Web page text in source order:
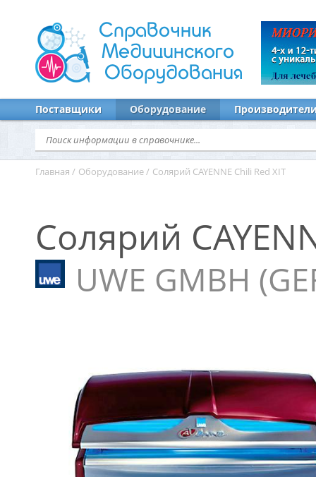
Справочник
Медицинского
Оборудования
Поставщики Оборудование
Главная / Оборудование / Солярий CAYENNE Chili Red XIT
Солярий
UWE GMBH